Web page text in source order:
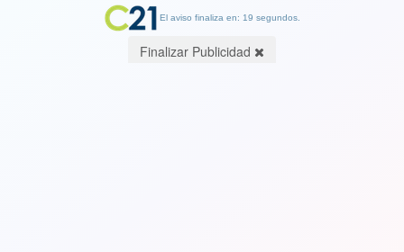
El aviso finaliza en: 19 segundos.
Finalizar Publicidad